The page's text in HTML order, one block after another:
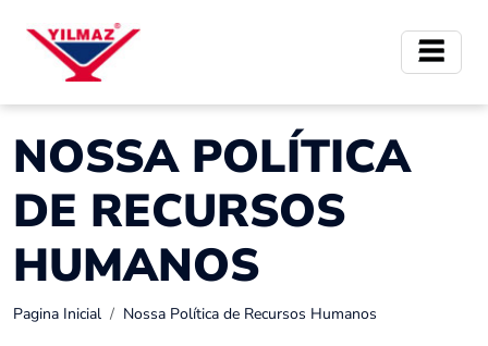
NOSSA POLÍTICA
DE RECURSOS
HUMANOS
Pagina Inicial Nossa Política de Recursos Humanos